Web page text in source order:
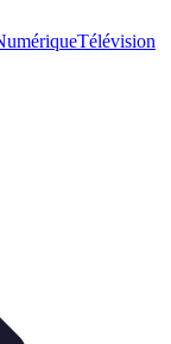
Télévision